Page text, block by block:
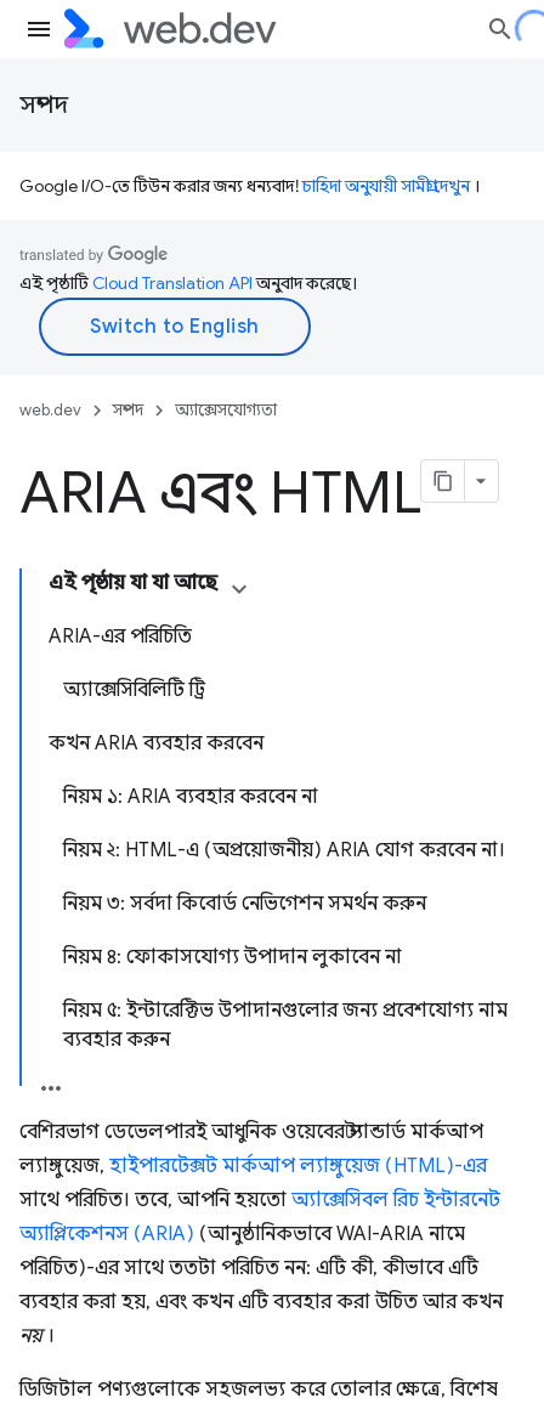
সম্পদ
Google I/O-তে টিউন করার জন্য ধন্যবাদ!চাহিদা অনুযায়ী সামগ্রী দেখুন।
এই পৃষ্ঠাটিCloud Translation APIঅনুবাদ করেছে।
web.dev সম্পদ অ্যাক্সেসযোগ্যতা
ARIA এবং HTML
এই পৃষ্ঠায় যা যা আছে
ARIA-এর পরিচিতি
অ্যাক্সেসিবিলিটি ট্রি
কখন ARIA ব্যবহার করবেন
নিয়ম ১: ARIA ব্যবহার করবেন না
নিয়ম ২: HTML-এ (অপ্রয়োজনীয়) ARIA যোগ করবেন না।
নিয়ম ৩: সর্বদা কিবোর্ড নেভিগেশন সমর্থন করুন
নিয়ম ৪: ফোকাসযোগ্য উপাদান লুকাবেন না
নিয়ম ৫: ইন্টারেক্টিভ উপাদানগুলোর জন্য প্রবেশযোগ্য নাম
ব্যবহার করুন
বেশিরভাগ ডেভেলপারই আধুনিক ওয়েবের স্ট্যান্ডার্ড মার্কআপ
ল্যাঙ্গুয়েজ, হাইপারটেক্সট মার্কআপ ল্যাঙ্গুয়েজ (HTML)-এর
সাথে পরিচিত। তবে, আপনি হয়তো অ্যাক্সেসিবল রিচ ইন্টারনেট
অ্যাপ্লিকেশনস (ARIA) (আনুষ্ঠানিকভাবে WAI-ARIA নামে
পরিচিত)-এর সাথে ততটা পরিচিত নন: এটি কী, কীভাবে এটি
ব্যবহার করা হয়, এবং কখন এটি ব্যবহার করা উচিত আর কখন
নয়।
ডিজিটাল পণ্যগুলোকে সহজলভ্য করে তোলার ক্ষেত্রে, বিশেষ